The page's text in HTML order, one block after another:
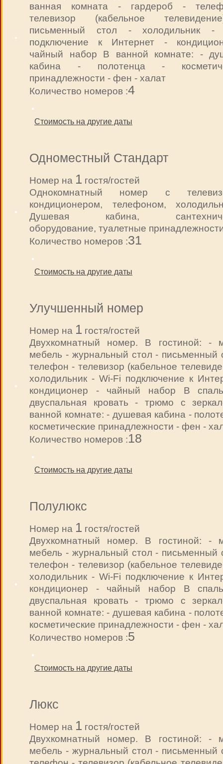
ванная комната - гардероб -
телевизор (кабельное
письменный стол - холодильник -
подключение к Интернет -
чайный набор В ванной комнате: -
кабина - полотенца -
принадлежности - фен - халат
Количество номеров :4
Стоимость на другие даты
Одноместный Стандарт
Номер на 1 гостя/гостей
Однокомнатный номер с
кондиционером, телефоном,
Душевая кабина,
оборудование, туалетные
Количество номеров :31
Стоимость на другие даты
Улучшенный номер
Номер на 1 гостя/гостей
Двухкомнатный номер. В гостиной: -
мебель - журнальный стол - письменный
телефон - телевизор (кабельное
холодильник - Wi-Fi подключение к
кондиционер - чайный набор В
двуспальная кровать - трюмо с
ванной комнате: - душевая кабина -
косметические принадлежности - фен -
Количество номеров :18
Стоимость на другие даты
Полулюкс
Номер на 1 гостя/гостей
Двухкомнатный номер. В гостиной: -
мебель - журнальный стол - письменный
телефон - телевизор (кабельное
холодильник - Wi-Fi подключение к
кондиционер - чайный набор В
двуспальная кровать - трюмо с
ванной комнате: - душевая кабина -
косметические принадлежности - фен -
Количество номеров :5
Стоимость на другие даты
Люкс
Номер на 1 гостя/гостей
Двухкомнатный номер. В гостиной: -
мебель - журнальный стол - письменный